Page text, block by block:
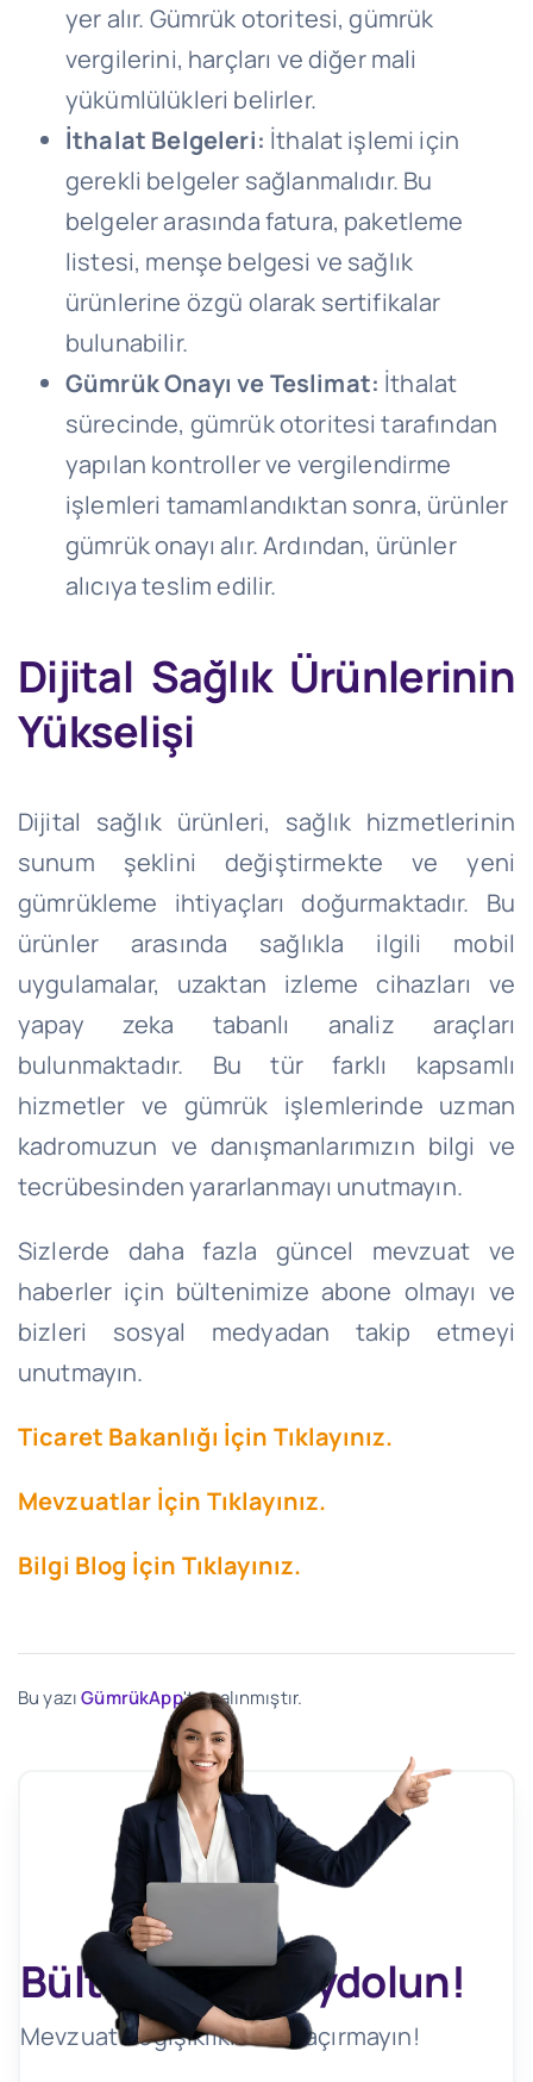
yer alır. Gümrük otoritesi, gümrük
vergilerini, harçları ve diğer mali
yükümlülükleri belirler.
İthalat Belgeleri: İthalat işlemi için
gerekli belgeler sağlanmalıdır. Bu
belgeler arasında fatura, paketleme
listesi, menşe belgesi ve sağlık
ürünlerine özgü olarak sertifikalar
bulunabilir.
Gümrük Onayı ve Teslimat: İthalat
sürecinde, gümrük otoritesi tarafından
yapılan kontroller ve vergilendirme
işlemleri tamamlandıktan sonra, ürünler
gümrük onayı alır. Ardından, ürünler
alıcıya teslim edilir.
Dijital Sağlık Ürünlerinin
Yükselişi
Dijital sağlık ürünleri, sağlık hizmetlerinin
sunum şeklini değiştirmekte ve yeni
gümrükleme ihtiyaçları doğurmaktadır. Bu
ürünler arasında sağlıkla ilgili mobil
uygulamalar, uzaktan izleme cihazları ve
yapay zeka tabanlı analiz araçları
bulunmaktadır. Bu tür farklı kapsamlı
hizmetler ve gümrük işlemlerinde uzman
kadromuzun ve danışmanlarımızın bilgi ve
tecrübesinden yararlanmayı unutmayın.
Sizlerde daha fazla güncel mevzuat ve
haberler için bültenimize abone olmayı ve
bizleri sosyal medyadan takip etmeyi
unutmayın.
Ticaret Bakanlığı İçin Tıklayınız.
Mevzuatlar İçin Tıklayınız.
Bilgi Blog İçin Tıklayınız.
Bu yazıGümrükApp'ten alınmıştır.
Bültenimize Kaydolun!
Mevzuat Değişikliklerini Kaçırmayın!